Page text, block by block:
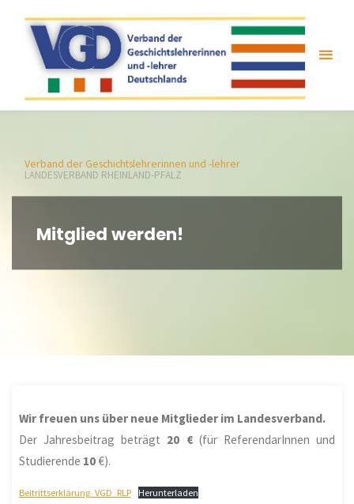
springen
Verband der Geschichtslehrerinnen und -lehrer
LANDESVERBAND RHEINLAND-PFALZ
Mitglied werden!
Wir freuen uns über neue Mitglieder im Landesverband.
Der Jahresbeitrag beträgt 20 €(für ReferendarInnen und
Studierende 10€).
Beitrittserklärung_VGD_RLP Herunterladen